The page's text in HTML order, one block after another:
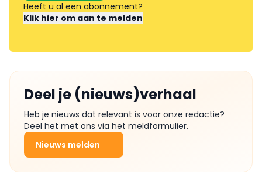
Heeft u al een abonnement?
Klik hier om aan te melden
Deel je (nieuws)verhaal
Heb je nieuws dat relevant is voor onze redactie?
Deel het met ons via het meldformulier.
Nieuws melden